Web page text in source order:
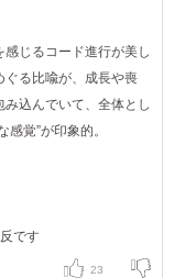
じるコード進行が美し
ぐる比喩が、成長や喪
込んでいて、全体とし
覚”が印象的。
です
23